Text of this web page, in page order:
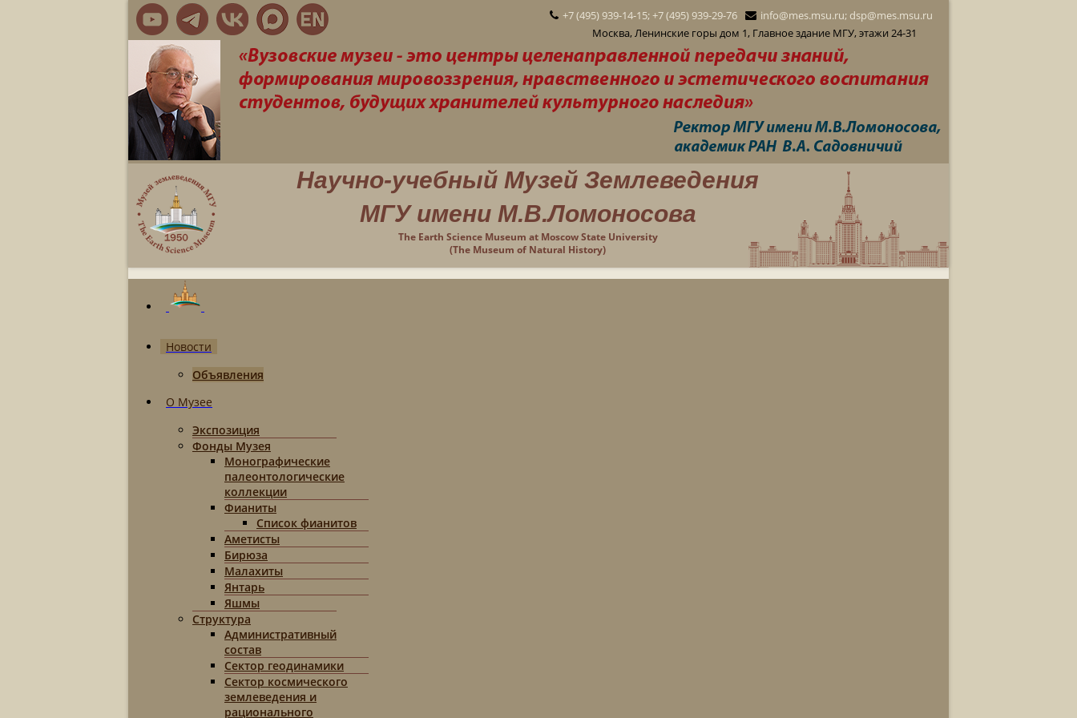
+7 (495) 939-14-15; +7 (495) 939-29-76
info@mes.msu.ru; dsp@mes.msu.ru
Москва, Ленинские горы дом 1, Главное здание МГУ, этажи 24-31
Научно-учебный Музей Землеведения
МГУ имени М.В.Ломоносова
The Earth Science Museum at Moscow State University
(The Museum of Natural History)
Новости
Объявления
О Музее
Экспозиция
Фонды Музея
Монографические
палеонтологические
коллекции
Фианиты
Список фианитов
Аметисты
Бирюза
Малахиты
Янтарь
Яшмы
Структура
Административный
состав
Сектор геодинамики
Сектор космического
землеведения и
рационального